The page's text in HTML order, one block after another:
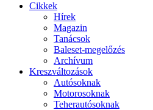
Cikkek
Hírek
Magazin
Tanácsok
Baleset-megelőzés
Archívum
Kreszváltozások
Autósoknak
Motorosoknak
Teherautósoknak